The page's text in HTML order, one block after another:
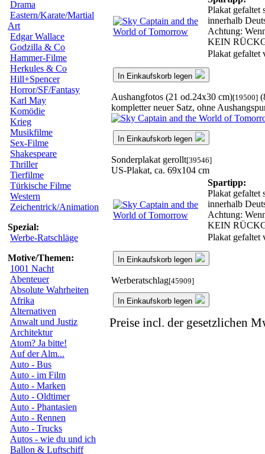
Drama
Eastern/Karate/Martial
Art
Edgar Wallace
Godzilla & Co
Hammer-Filme
Herkules & Co
Hill+Spencer
Horror/SF/Fantasy
Karl May
Komödie
Krieg
Musikfilme
Sex-Filme
Shakespeare
Thriller
Tierfilme
Türkische Filme
Western
Zeichentrick/Animation
Spezial:
Werbe-Ratschläge
Motive/Themen:
1001 Nacht
Abenteuer
Absolute Wahrheiten
Afrika
Alternativen
Anwalt und Justiz
Architektur
Atom? Ja bitte!
Auf der Alm...
Auto - Bus
Auto - im Film
Auto - Marken
Auto - Oldtimer
Auto - Phantasien
Auto - Rennen
Auto - Trucks
Autos - wie du und ich
Ballon & Luftschiff
Plakat gefaltet
innerhalb
Achtung:
KEIN
Plakat gefaltet
In Einkaufskorb legen
Aushangfotos (21 od.24x30 cm)[19500]
kompletter neuer Satz, ohne
In Einkaufskorb legen
Sonderplakat gerollt[39546]
US-Plakat, ca. 69x104 cm
Spartipp:
Plakat gefaltet
innerhalb
Achtung:
KEIN
Plakat gefaltet
In Einkaufskorb legen
Werberatschlag[45909]
In Einkaufskorb legen
Preise incl. der gesetzlichen